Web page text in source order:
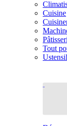
Cuisine
Tout